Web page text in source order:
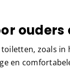
ouders
zoals in
en